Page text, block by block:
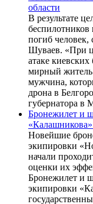
области
В результате
беспилотников
погиб
Шуваев. «При
атаке
мирный
мужчина,
дрона в
губернатора
Бронежилет и
Новейшие
экипировки
начали
оценки их
Бронежилет и
экипировки